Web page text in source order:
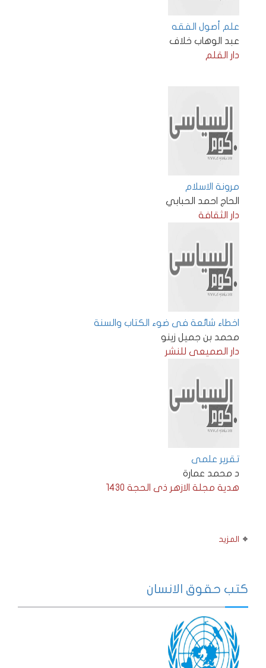
علم أصول الفقه
عبد الوهاب خلاف
دار القلم
مرونة الاسلام
الحاج احمد الحبابي
دار الثقافة
اخطاء شائعة فى ضوء الكتاب والسنة
محمد بن جميل زينو
دار الصميعى للنشر
تقرير علمى
د محمد عمارة
هدية مجلة الازهر ذى الحجة 1430
المزيد
كتب حقوق الانسان